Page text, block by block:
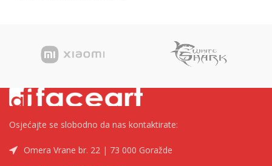
Osjećajte se slobodno da nas kontaktirate:
Omera Vrane br. 22 | 73 000 Goražde